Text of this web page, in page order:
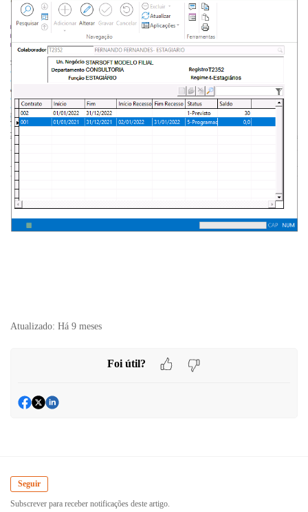
Atualizado: Há 9 meses
Foi útil?
Seguir
Subscrever para receber notificações deste artigo.